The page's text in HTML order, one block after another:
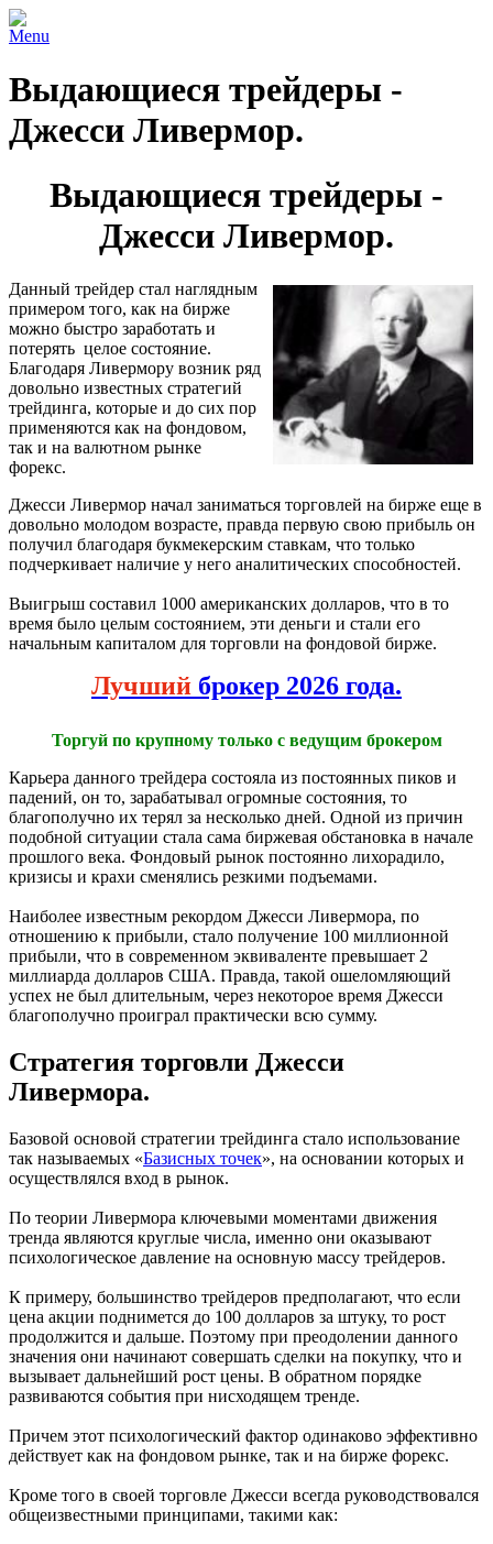
Menu
Выдающиеся трейдеры -
Джесси Ливермор.
Выдающиеся трейдеры -
Джесси Ливермор.
Данный трейдер стал наглядным
примером того, как на бирже
можно быстро заработать и
потерять целое состояние.
Благодаря Ливермору возник ряд
довольно известных стратегий
трейдинга, которые и до сих пор
применяются как на фондовом,
так и на валютном рынке
форекс.
Джесси Ливермор начал заниматься торговлей на бирже еще в
довольно молодом возрасте, правда первую свою прибыль он
получил благодаря букмекерским ставкам, что только
подчеркивает наличие у него аналитических способностей.
Выигрыш составил 1000 американских долларов, что в то
время было целым состоянием, эти деньги и стали его
начальным капиталом для торговли на фондовой бирже.
Лучший брокер 2026 года.
Торгуй по крупному только с ведущим брокером
Карьера данного трейдера состояла из постоянных пиков и
падений, он то, зарабатывал огромные состояния, то
благополучно их терял за несколько дней. Одной из причин
подобной ситуации стала сама биржевая обстановка в начале
прошлого века. Фондовый рынок постоянно лихорадило,
кризисы и крахи сменялись резкими подъемами.
Наиболее известным рекордом Джесси Ливермора, по
отношению к прибыли, стало получение 100 миллионной
прибыли, что в современном эквиваленте превышает 2
миллиарда долларов США. Правда, такой ошеломляющий
успех не был длительным, через некоторое время Джесси
благополучно проиграл практически всю сумму.
Стратегия торговли Джесси
Ливермора.
Базовой основой стратегии трейдинга стало использование
так называемых «Базисных точек», на основании которых и
осуществлялся вход в рынок.
По теории Ливермора ключевыми моментами движения
тренда являются круглые числа, именно они оказывают
психологическое давление на основную массу трейдеров.
К примеру, большинство трейдеров предполагают, что если
цена акции поднимется до 100 долларов за штуку, то рост
продолжится и дальше. Поэтому при преодолении данного
значения они начинают совершать сделки на покупку, что и
вызывает дальнейший рост цены. В обратном порядке
развиваются события при нисходящем тренде.
Причем этот психологический фактор одинаково эффективно
действует как на фондовом рынке, так и на бирже форекс.
Кроме того в своей торговле Джесси всегда руководствовался
общеизвестными принципами, такими как: